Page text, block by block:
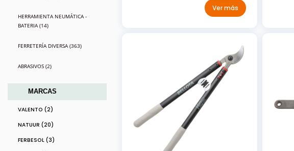
HERRAMIENTA NEUMÁTICA -
BATERIA (14)
FERRETERÍA DIVERSA (363)
ABRASIVOS (2)
MARCAS
VALENTO (2)
NATUUR (20)
FERBESOL (3)
Ver más